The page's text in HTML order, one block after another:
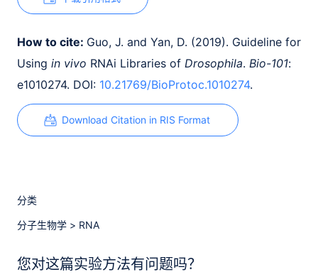
How to cite: Guo, J. and Yan, D. (2019). Guideline for
Using in vivo RNAi Libraries of Drosophila. Bio-101:
e1010274. DOI: 10.21769/BioProtoc.1010274.
Download Citation in RIS Format
分类
分子生物学 > RNA
您对这篇实验方法有问题吗？